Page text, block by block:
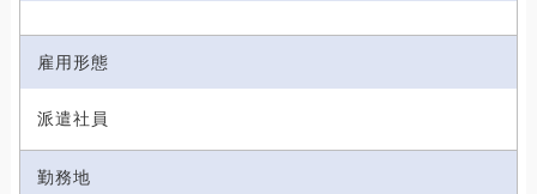
雇用形態
派遣社員
勤務地